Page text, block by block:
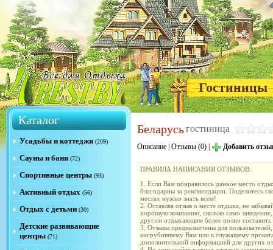
Гостиницы
Каталог
Усадьбы и коттеджи (209)
Сауны и бани (72)
Спортивные центры (93)
Активный отдых (56)
Отдых с детьми (30)
Детские развивающие
центры (71)
Беларусьгостиница
Описание Отзывы (0) Добавить
ПРАВИЛА НАПИСАНИЯ ОТЗЫВОВ:
1. Если Вам понравилось данное место
благодарны за рекомендации. Поделитесь
местах нужно знать всем!
2. Оставляя отзыв о месте отдыха, не
хорошую компанию, сколько само
другим отдыхающим более полно
3. Отзывы предназначены для
нагрубившему Вам или к служащему
дополнительной информацией для других